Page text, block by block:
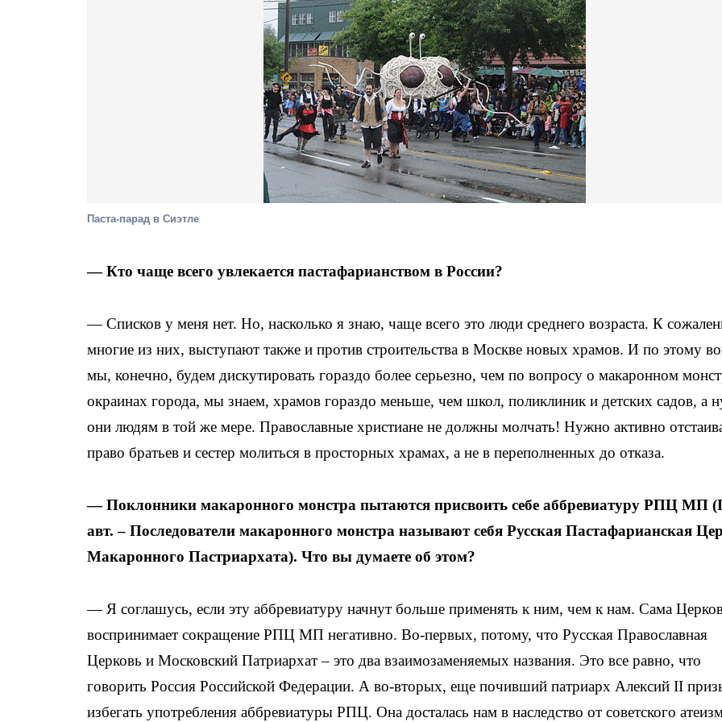
Паста-парад в Сиэтле
— Кто чаще всего увлекается пастафарианством в России?
— Списков у меня нет. Но, насколько я знаю, чаще всего это люди среднего возраста. К
многие из них, выступают также и против строительства в Москве новых храмов. И по этому
мы, конечно, будем дискутировать гораздо более серьезно, чем по вопросу о макаронном
окраинах города, мы знаем, храмов гораздо меньше, чем школ, поликлиник и детских садов, а
они людям в той же мере. Православные христиане не должны молчать! Нужно активно
право братьев и сестер молиться в просторных храмах, а не в переполненных до отказа.
— Поклонники макаронного монстра пытаются присвоить себе аббревиатуру РПЦ МП
авт. – Последователи макаронного монстра называют себя Русская Пастафарианская
Макаронного Пастриархата). Что вы думаете об этом?
— Я соглашусь, если эту аббревиатуру начнут больше применять к ним, чем к нам. Сама
воспринимает сокращение РПЦ МП негативно. Во-первых, потому, что Русская Православная
Церковь и Московский Патриархат – это два взаимозаменяемых названия. Это все равно, что
говорить Россия Российской Федерации. А во-вторых, еще почивший патриарх Алексий II
избегать употребления аббревиатуры РПЦ. Она досталась нам в наследство от советского